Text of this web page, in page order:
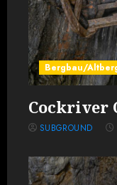
Bergbau/
Cockriver
SUBGROUND